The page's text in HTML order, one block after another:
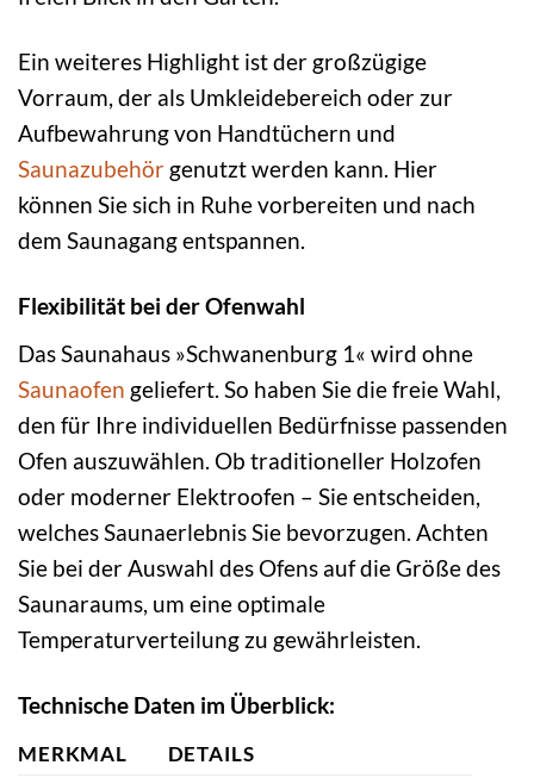
Ein weiteres Highlight ist der großzügige
Vorraum, der als Umkleidebereich oder zur
Aufbewahrung von Handtüchern und
Saunazubehör genutzt werden kann. Hier
können Sie sich in Ruhe vorbereiten und nach
dem Saunagang entspannen.
Flexibilität bei der Ofenwahl
Das Saunahaus »Schwanenburg 1« wird ohne
Saunaofen geliefert. So haben Sie die freie Wahl,
den für Ihre individuellen Bedürfnisse passenden
Ofen auszuwählen. Ob traditioneller Holzofen
oder moderner Elektroofen – Sie entscheiden,
welches Saunaerlebnis Sie bevorzugen. Achten
Sie bei der Auswahl des Ofens auf die Größe des
Saunaraums, um eine optimale
Temperaturverteilung zu gewährleisten.
Technische Daten im Überblick:
MERKMAL
DETAILS